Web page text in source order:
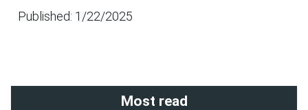
Published: 1/22/2025
Most read